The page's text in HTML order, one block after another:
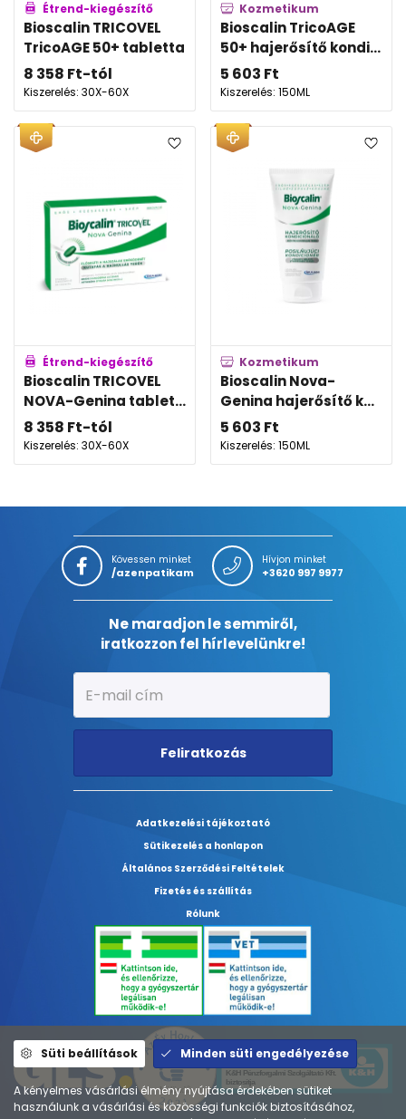
Étrend-kiegészítő
Bioscalin TRICOVEL
TricoAGE 50+ tabletta
8 358 Ft-tól
Kiszerelés: 30X-60X
Kozmetikum
Bioscalin TricoAGE
50+ hajerősítő kondi...
5 603 Ft
Kiszerelés: 150ML
Étrend-kiegészítő
Bioscalin TRICOVEL
NOVA-Genina tablet...
8 358 Ft-tól
Kiszerelés: 30X-60X
Kozmetikum
Bioscalin Nova-
Genina hajerősítő k...
5 603 Ft
Kiszerelés: 150ML
Kövessen minket
/azenpatikam
Hívjon minket
+3620 997 9977
Ne maradjon le semmiről,
iratkozzon fel hírlevelünkre!
Feliratkozás
Adatkezelési tájékoztató
Sütikezelés a honlapon
Általános Szerződési Feltételek
Fizetés és szállítás
Rólunk
Süti beállítások Minden süti engedélyezése
A kényelmes vásárlási élmény nyújtása érdekében sütiket
használunk a vásárlási és közösségi funkciók biztosításához,